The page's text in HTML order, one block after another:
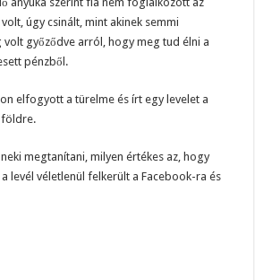
úgy csinált, mint akinek semmi
volt győződve arról, hogy meg tud élni a
pénzből.
elfogyott a türelme és írt egy levelet a
földre.
megtanítani, milyen értékes az, hogy
levél véletlenül felkerült a Facebook-ra és